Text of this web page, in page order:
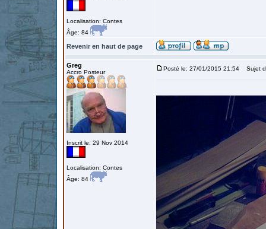
Localisation: Contes
Âge: 84
Revenir en haut de page
Greg
Accro Posteur
Inscrit le: 29 Nov 2014
Localisation: Contes
Âge: 84
Posté le: 27/01/2015 21:54 Sujet